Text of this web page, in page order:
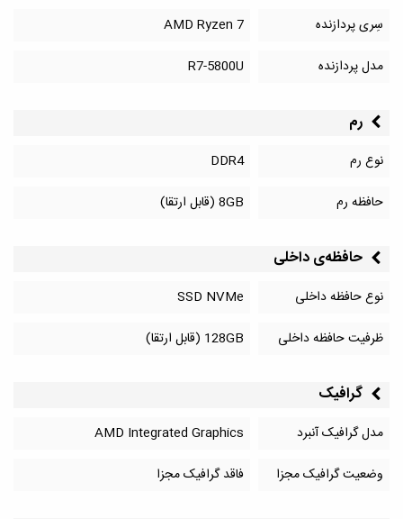
سِری پردازنده
AMD Ryzen 7
مدل پردازنده
R7-5800U
رم
نوع رم
DDR4
حافظه رم
8GB (قابل ارتقا)
حافظه‌‌ی داخلی
نوع حافظه داخلی
SSD NVMe
ظرفیت حافظه داخلی
128GB (قابل ارتقا)
گرافیک
مدل گرافیک آنبرد
AMD Integrated Graphics
وضعیت گرافیک مجزا
فاقد گرافیک مجزا